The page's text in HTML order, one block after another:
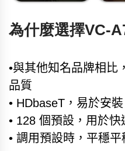
為什麼選擇VC-
•與其他知名品牌相比
品質
• HDbaseT，易於安裝
• 128 個預設，用於
• 調用預設時，平穩